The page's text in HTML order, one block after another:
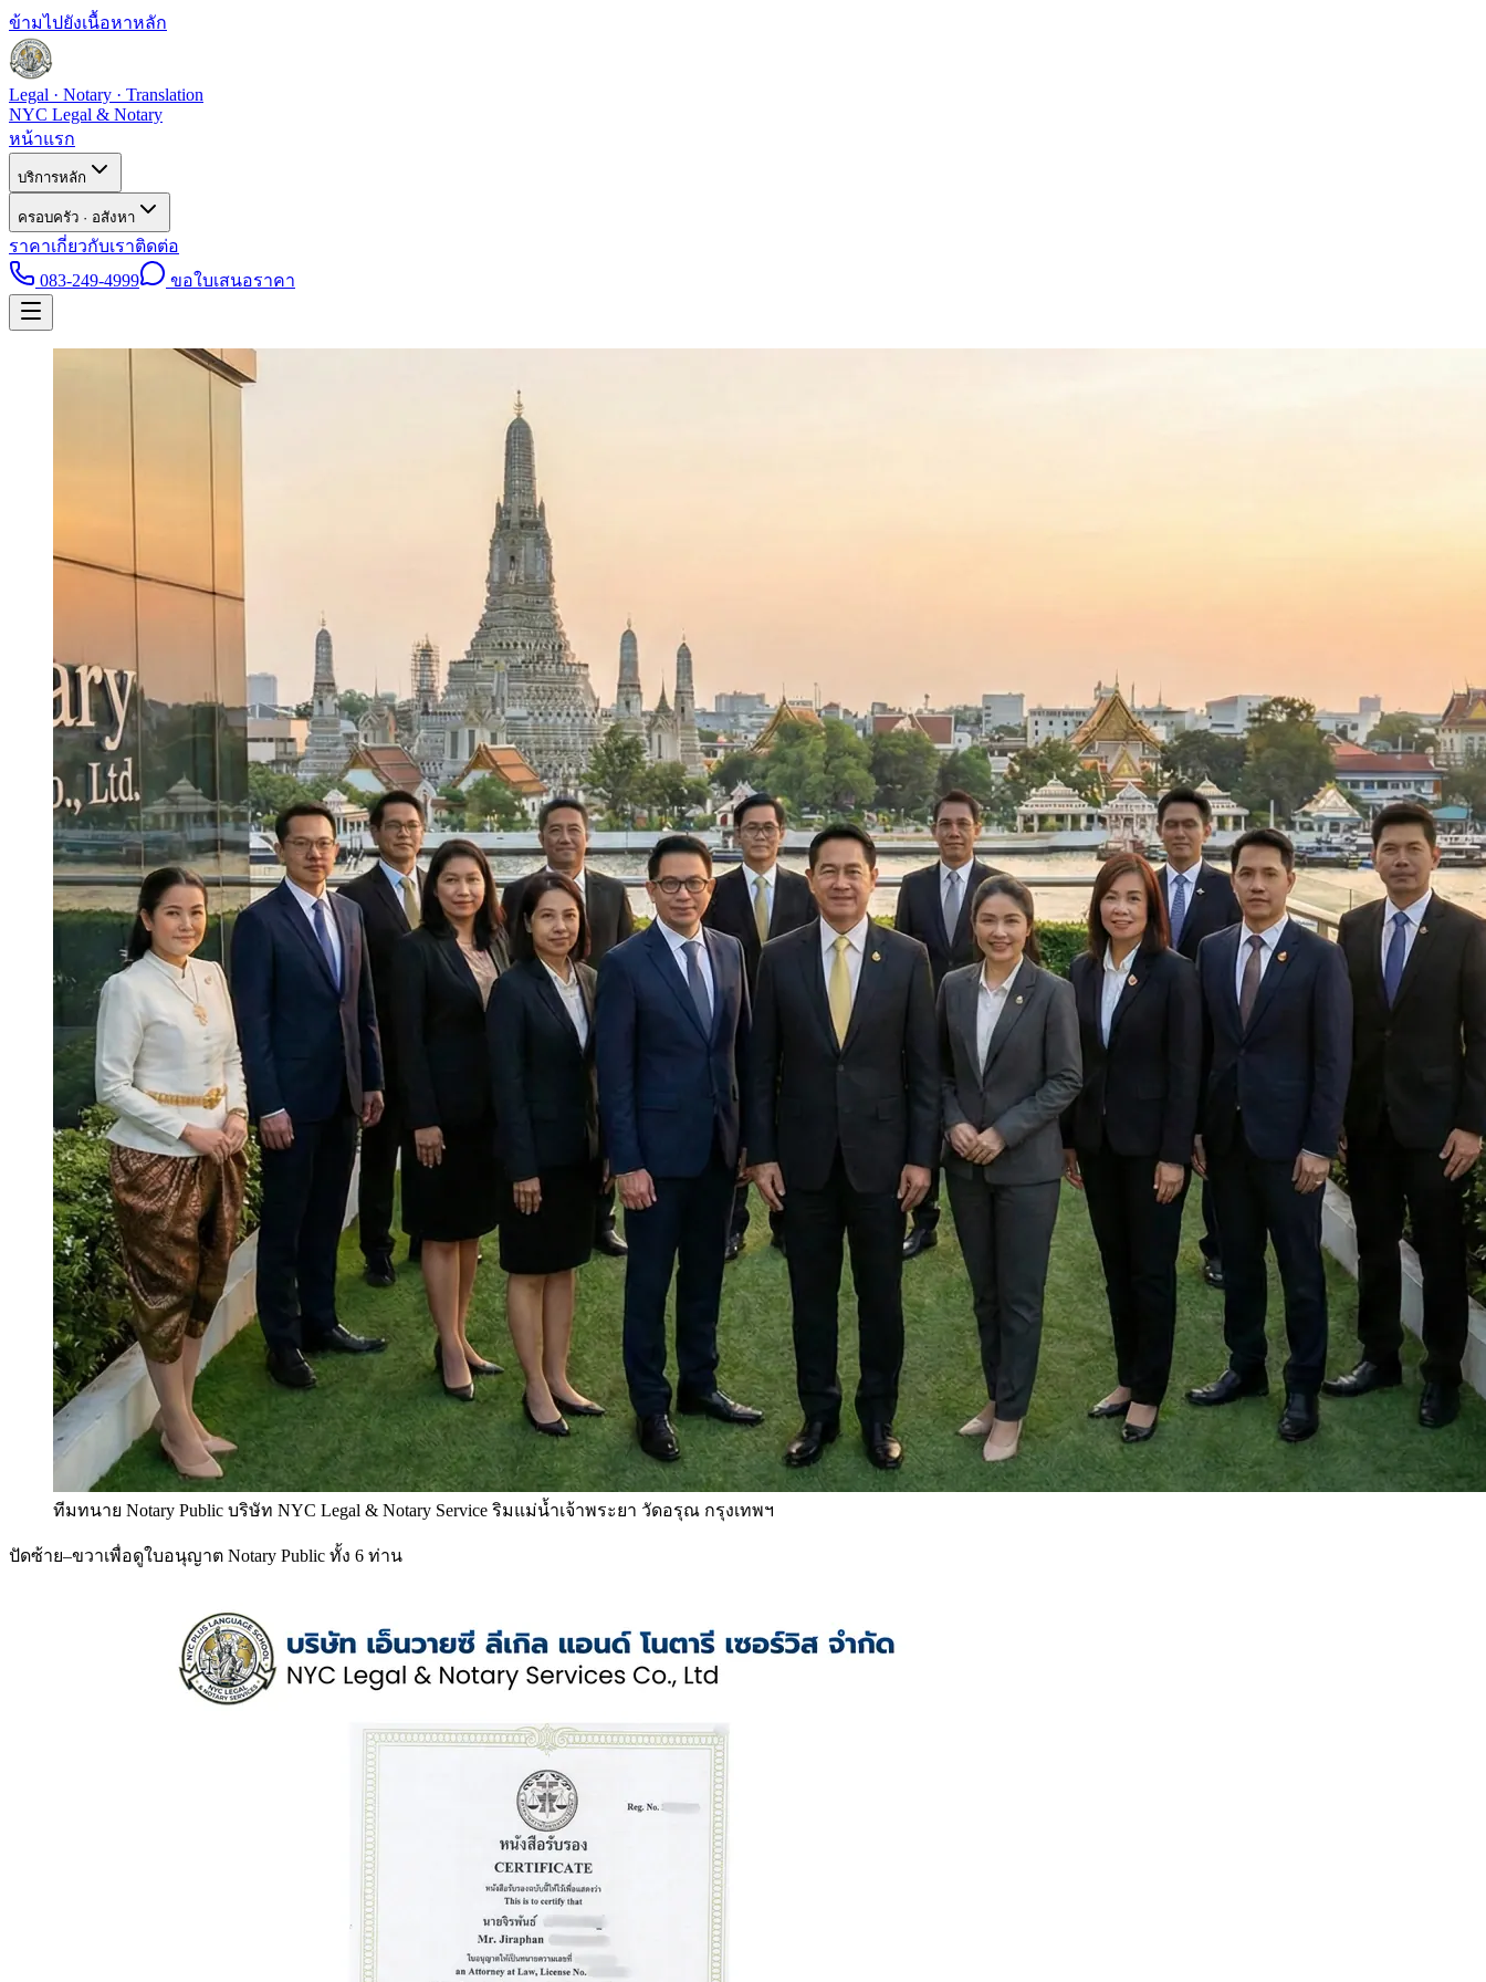
ข้ามไปยังเนื้อหาหลัก
Legal · Notary · Translation
NYC Legal & Notary
หน้าแรก
บริการหลัก
ครอบครัว · อสังหา
ราคาเกี่ยวกับเราติดต่อ
083-249-4999
ขอใบเสนอราคา
ทีมทนาย Notary Public บริษัท NYC Legal & Notary Service ริมแม่น้ำเจ้าพระยา วัดอรุณ กรุงเทพฯ
ปัดซ้าย–ขวาเพื่อดูใบอนุญาต Notary Public ทั้ง 6 ท่าน